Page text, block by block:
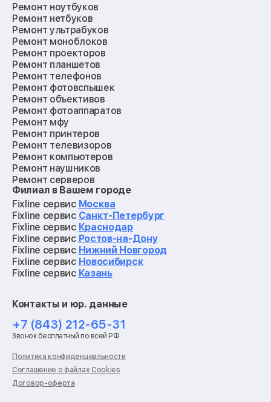
Ремонт ноутбуков
Ремонт нетбуков
Ремонт ультрабуков
Ремонт моноблоков
Ремонт проекторов
Ремонт планшетов
Ремонт телефонов
Ремонт фотовспышек
Ремонт объективов
Ремонт фотоаппаратов
Ремонт мфу
Ремонт принтеров
Ремонт телевизоров
Ремонт компьютеров
Ремонт наушников
Ремонт серверов
Ремонт мониторов
Ремонт квадрокоптеров
Ремонт электросамокатов
Ремонт материнских плат
Ремонт видеокарт
Ремонт кофемашин
Ремонт vr систем
Ремонт игровых приставок
Ремонт роботов-пылесосов
Ремонт холодильников
Ремонт стиральных машин
Ремонт пылесосов
Ремонт варочных панелей
Ремонт духовых шкафов
Ремонт кондиционеров
Ремонт кухонных комбайнов
Филиал в Вашем городе
Fixline сервис Москва
Fixline сервис Санкт-Петербург
Fixline сервис Краснодар
Fixline сервис Ростов-на-Дону
Fixline сервис Нижний Новгород
Fixline сервис Новосибирск
Fixline сервис Казань
Контакты и юр. данные
+7 (843) 212-65-31
Звонок бесплатный по всей РФ
Политика конфиденциальности
Соглашение о файлах Cookies
Договор-оферта